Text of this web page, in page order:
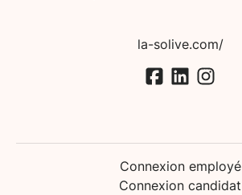
la-solive.com/
Connexion employé
Connexion candidat